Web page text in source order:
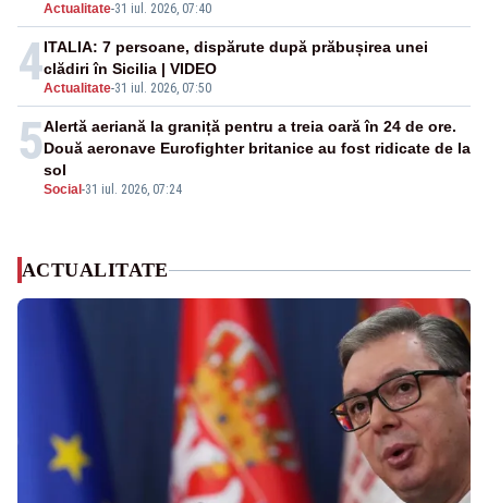
Actualitate-31 iul. 2026, 07:40
4Actualitate-31 iul. 2026, 07:50
ITALIA: 7 persoane, dispărute după prăbușirea unei
clădiri în Sicilia | VIDEO
5
Social -31 iul. 2026, 07:24
Alertă aeriană la graniță pentru a treia oară în 24 de ore.
Două aeronave Eurofighter britanice au fost ridicate de la
sol
ACTUALITATE